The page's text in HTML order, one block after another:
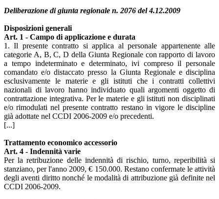
Deliberazione di giunta regionale n. 2076 del 4.12.2009
Disposizioni generali
Art. 1 - Campo di applicazione e durata
1. Il presente contratto si applica al personale appartenente alle
categorie A, B, C, D della Giunta Regionale con rapporto di lavoro
a tempo indeterminato e determinato, ivi compreso il personale
comandato e/o distaccato presso la Giunta Regionale e disciplina
esclusivamente le materie e gli istituti che i contratti collettivi
nazionali di lavoro hanno individuato quali argomenti oggetto di
contrattazione integrativa. Per le materie e gli istituti non disciplinati
e/o rimodulati nel presente contratto restano in vigore le discipline
già adottate nel CCDI 2006-2009 e/o precedenti.
[...]
Trattamento economico accessorio
Art. 4 - Indennità varie
Per la retribuzione delle indennità di rischio, turno, reperibilità si
stanziano, per l'anno 2009, € 150.000. Restano confermate le attività
degli aventi diritto nonché le modalità di attribuzione già definite nel
CCDI 2006-2009.